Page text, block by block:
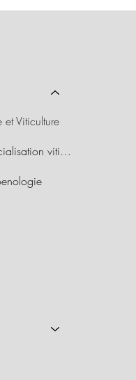
Viticulture
Master en sciences de la vie, spécialisation viticulture et œnologie